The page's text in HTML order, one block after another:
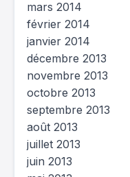
mars 2014
février 2014
janvier 2014
décembre 2013
novembre 2013
octobre 2013
septembre 2013
août 2013
juillet 2013
juin 2013